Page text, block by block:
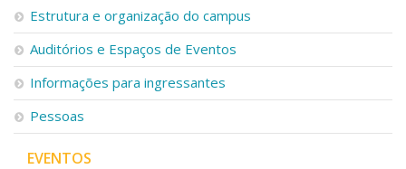
Estrutura e organização do campus
Auditórios e Espaços de Eventos
Informações para ingressantes
Pessoas
EVENTOS